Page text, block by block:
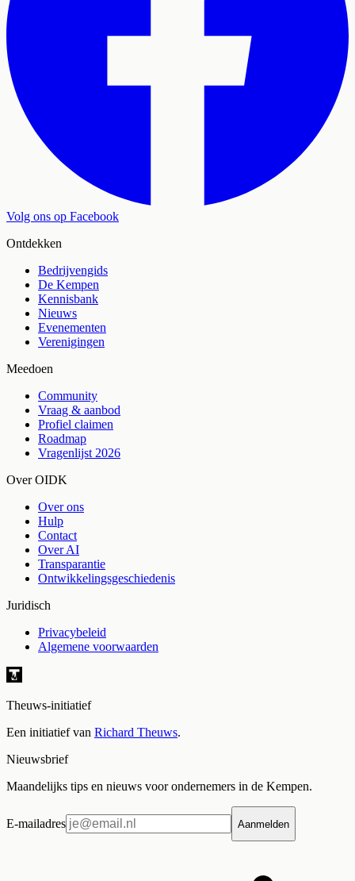
Volg ons op Facebook
Ontdekken
Bedrijvengids
De Kempen
Kennisbank
Nieuws
Evenementen
Verenigingen
Meedoen
Community
Vraag & aanbod
Profiel claimen
Roadmap
Vragenlijst 2026
Over OIDK
Over ons
Hulp
Contact
Over AI
Transparantie
Ontwikkelingsgeschiedenis
Juridisch
Privacybeleid
Algemene voorwaarden
Theuws-initiatief
Een initiatief van Richard Theuws.
Nieuwsbrief
Maandelijks tips en nieuws voor ondernemers in de Kempen.
E-mailadres Aanmelden